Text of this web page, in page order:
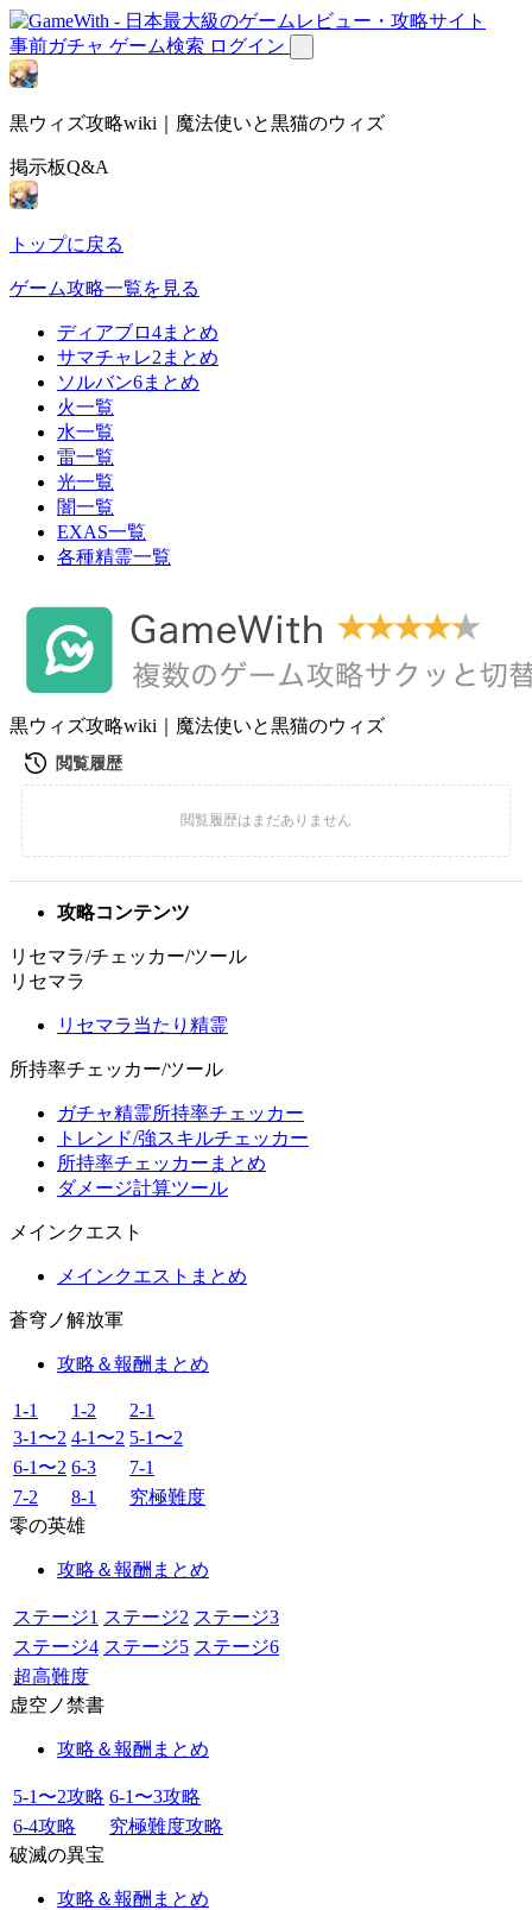
事前ガチャ ゲーム検索 ログイン
黒ウィズ攻略wiki｜魔法使いと黒猫のウィズ
掲示板Q&A
トップに戻る
ゲーム攻略一覧を見る
ディアブロ4まとめ
サマチャレ2まとめ
ソルバン6まとめ
火一覧
水一覧
雷一覧
光一覧
闇一覧
EXAS一覧
各種精霊一覧
黒ウィズ攻略wiki｜魔法使いと黒猫のウィズ
攻略コンテンツ
リセマラ/チェッカー/ツール
リセマラ
リセマラ当たり精霊
所持率チェッカー/ツール
ガチャ精霊所持率チェッカー
トレンド/強スキルチェッカー
所持率チェッカーまとめ
ダメージ計算ツール
メインクエスト
メインクエストまとめ
蒼穹ノ解放軍
攻略＆報酬まとめ
1-1 1-2
2-1
3-1〜2 4-1〜2 5-1〜2
6-1〜2 6-3
7-1
7-2
8-1
究極難度
零の英雄
攻略＆報酬まとめ
ステージ1 ステージ2 ステージ3
ステージ4 ステージ5 ステージ6
超高難度
虚空ノ禁書
攻略＆報酬まとめ
5-1〜2攻略 6-1〜3攻略
6-4攻略
究極難度攻略
破滅の異宝
攻略＆報酬まとめ